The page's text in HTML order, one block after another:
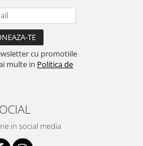
cu promotiile
multe in Politica de
in social media